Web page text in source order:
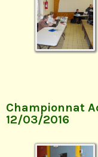
Championnat
12/03/2016